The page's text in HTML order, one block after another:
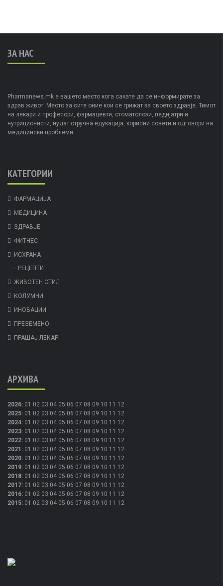
ЗА НАС
Pharmanews.mk е вашето место кога сакате да се информирате за
здрав живот. Место за сите оние кои се грижат за своето здравје. Тимот
на лекари и професори, фармацевти, стоматолози, педијатри и
нутриционисти, нудат стручна едукација, корисни совети и одговори на
медицински проблеми.
КАТЕГОРИИ
ФАРМАЦИЈА
МЕДИЦИНА
ЗДРАВЈЕ
ФИТНЕС
ИСХРАНА
РЕЦЕПТИ
ЖИВОТЕН СТИЛ
КОЛУМНИ
ИНОВАЦИИ
ПРЕЗЕМЕНО
ПРАШАЈ ЛЕКАР
АРХИВА
2026: 01 02 03 04 05 06 07 08 09 10 11 12
2025: 01 02 03 04 05 06 07 08 09 10 11 12
2024: 01 02 03 04 05 06 07 08 09 10 11 12
2023: 01 02 03 04 05 06 07 08 09 10 11 12
2022: 01 02 03 04 05 06 07 08 09 10 11 12
2021 : 01 02 03 04 05 06 07 08 09 10 11 12
2020: 01 02 03 04 05 06 07 08 09 10 11 12
2019: 01 02 03 04 05 06 07 08 09 10 11 12
2018: 01 02 03 04 05 06 07 08 09 10 11 12
2017: 01 02 03 04 05 06 07 08 09 10 11 12
2016: 01 02 03 04 05 06 07 08 09 10 11 12
2015: 01 02 03 04 05 06 07 08 09 10 11 12